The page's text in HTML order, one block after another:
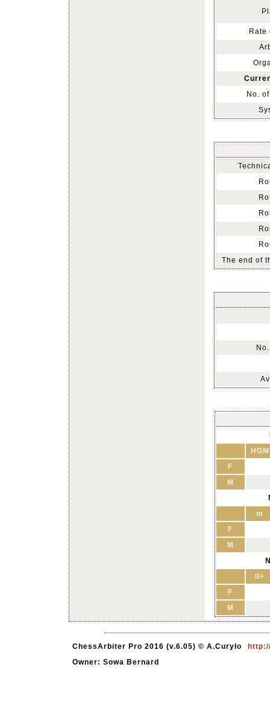
Rate
No.
The end of
HGM
F
M
m
F
M
II+
F
M
ChessArbiter Pro 2016 (v.6.05) © A.Curyło
Owner: Sowa Bernard